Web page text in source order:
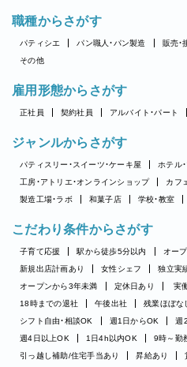
職種からさがす
パティシエ パン職人・パン製造 販売・
その他
雇用形態からさがす
正社員 契約社員 アルバイト・パート
ジャンルからさがす
パティスリー・スイーツ・ケーキ屋
ホテル
工房・アトリエ・オンラインショップ
カフ
製造工場・ラボ
和菓子店 学校・教室
こだわり条件からさがす
子育て応援 駅から徒歩5分以内 オー
新規出店計画あり
女性シェフ 独立実
オープンから3年未満
定休日あり 実
18時までの退社
午後出社 残業ほぼな
シフト自由・相談OK
週1日からOK
週
週4日以上OK
1日4h以内OK 9時～勤
引っ越し補助/住宅手当あり
昇給あり